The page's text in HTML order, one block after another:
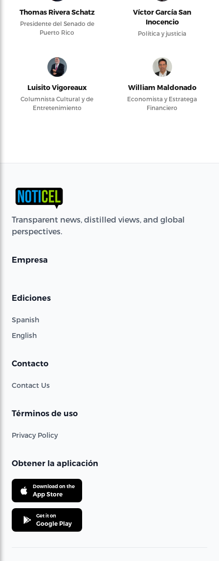
Thomas Rivera Schatz
Presidente del Senado de
Puerto Rico
Víctor García San
Inocencio
Política y justicia
Luisito Vigoreaux
Columnista Cultural y de
Entretenimiento
William Maldonado
Economista y Estratega
Financiero
Transparent news, distilled views, and global
perspectives.
Empresa
Ediciones
Spanish
English
Contacto
Contact Us
Términos de uso
Privacy Policy
Obtener la aplicación
Download on the
App Store
Get it on
Google Play